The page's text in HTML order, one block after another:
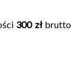
300 złbrutto